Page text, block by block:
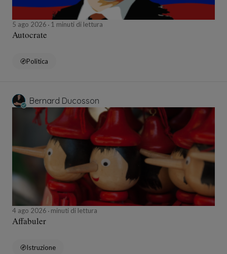
5 ago 2026 1 minuti di lettura
Autocrate
Politica
Bernard Ducosson
4 ago 2026 minuti di lettura
Affabuler
Istruzione